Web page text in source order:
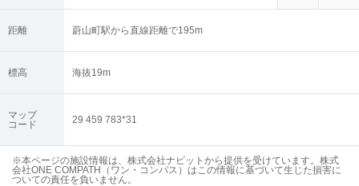
距離 蔚山町駅から直線距離で195m
標高 海抜19m
マップ
コード
29 459 783*31
※本ページの施設情報は、株式会社ナビットから提供を受けています。株式
会社ONE COMPATH（ワン・コンパス）はこの情報に基づいて生じた損害に
ついての責任を負いません。